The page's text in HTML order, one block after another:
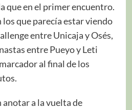
que en el primer encuentro.
que parecía estar viendo
entre Unicaja y Osés,
entre Pueyo y Leti
al final de los
a la vuelta de